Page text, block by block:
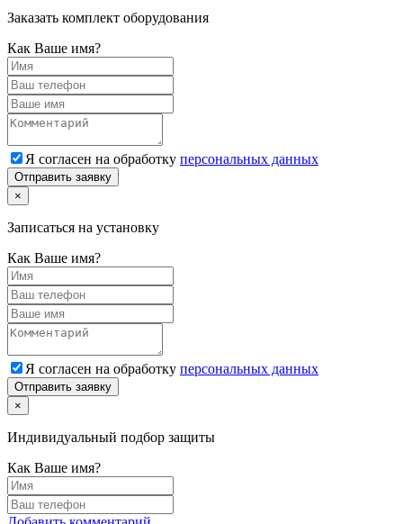
Заказать комплект оборудования
Как Ваше имя?
Я согласен на обработку персональных данных
Отправить заявку
×
Записаться на установку
Как Ваше имя?
Я согласен на обработку персональных данных
Отправить заявку
×
Индивидуальный подбор защиты
Как Ваше имя?